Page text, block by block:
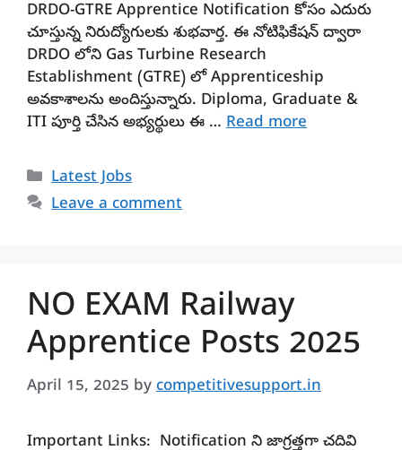
DRDO-GTRE Apprentice Notification కోసం ఎదురు
చూస్తున్న నిరుద్యోగులకు శుభవార్త. ఈ నోటిఫికేషన్ ద్వారా
DRDO లోని Gas Turbine Research
Establishment (GTRE) లో Apprenticeship
అవకాశాలను అందిస్తున్నారు. Diploma, Graduate &
ITI పూర్తి చేసిన అభ్యర్థులు ఈ … Read more
Categories
Latest Jobs
Leave a comment
NO EXAM Railway
Apprentice Posts 2025
April 15, 2025 by competitivesupport.in
Important Links: Notification ని జాగ్రత్తగా చదివి